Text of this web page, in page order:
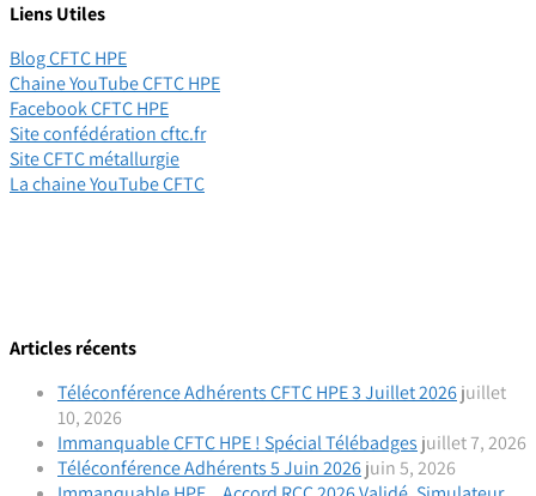
Liens Utiles
Blog CFTC HPE
Chaine YouTube CFTC HPE
Facebook CFTC HPE
Site confédération cftc.fr
Site CFTC métallurgie
La chaine YouTube CFTC
Articles récents
Téléconférence Adhérents CFTC HPE 3 Juillet 2026juillet
10, 2026
Immanquable CFTC HPE ! Spécial Télébadges juillet 7, 2026
Téléconférence Adhérents 5 Juin 2026juin 5, 2026